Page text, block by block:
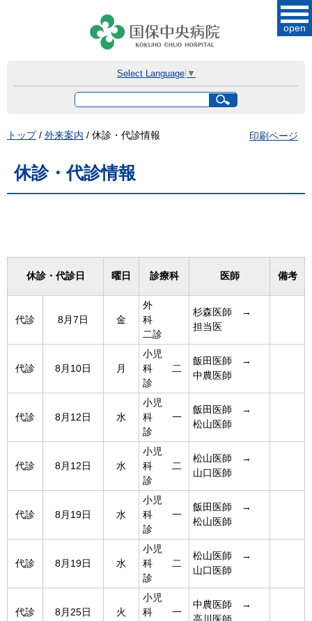
Select Language ▼
内
open
現
置：
トップ/ 外来案内 / 休診・代診情報 印刷ページ
休診・代診情報
休診・代診日 曜日 診療科 医師 備考
代診 8月7日 金
外
科
二診
杉森医師 →
担当医
代診 8月10日 月
小児
科 二
診
飯田医師 →
中農医師
代診 8月12日 水
小児
科 一
診
飯田医師 →
松山医師
代診 8月12日 水
小児
科 二
診
松山医師 →
山口医師
代診 8月19日 水
小児
科 一
診
飯田医師 →
松山医師
代診 8月19日 水
小児
科 二
診
松山医師 →
山口医師
代診 8月25日 火
小児
科 一
中農医師 →
高川医師